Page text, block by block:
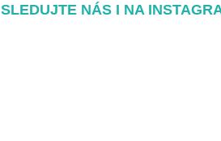
SLEDUJTE NÁS I NA